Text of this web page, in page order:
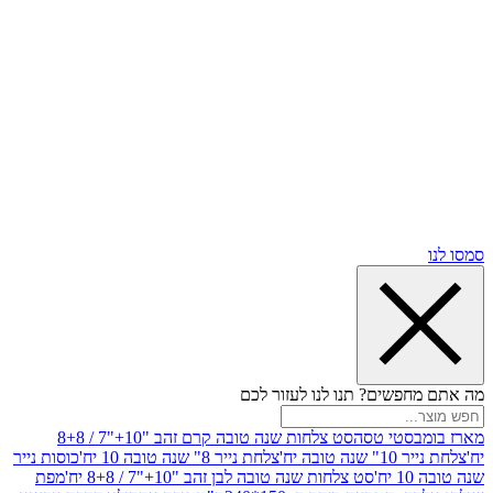
תנו לנו לעזור לכם
טסה
סט צלחות שנה טובה קרם זהב "10+"7 / 8+8
יח'
צלחת נייר 8" שנה טובה 10 יח'
כוסות נייר
סט צלחות שנה טובה לבן זהב "10+"7 / 8+8 יח'
מפת